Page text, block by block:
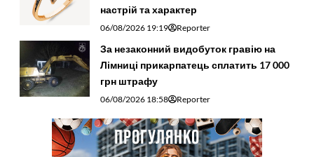
настрій та характер
06/08/2026 19:19 Reporter
За незаконний видобуток гравію на
Лімниці прикарпатець сплатить 17 000
грн штрафу
06/08/2026 18:58 Reporter